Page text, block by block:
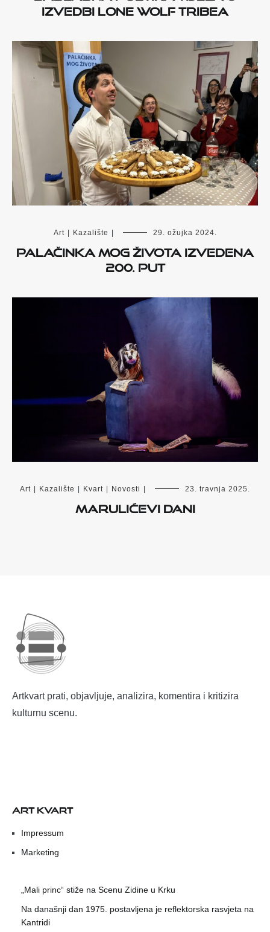
izvedbi Lone Wolf Tribea
Art | Kazalište | 29. ožujka 2024.
Palačinka mog života izvedena
200. put
Art | Kazalište | Kvart | Novosti | 23. travnja 2025.
Marulićevi dani
Artkvart prati, objavljuje, analizira, komentira i kritizira
kulturnu scenu.
ART KVART
Impressum
Marketing
„Mali princ“ stiže na Scenu Zidine u Krku
Na današnji dan 1975. postavljena je reflektorska rasvjeta na
Kantridi